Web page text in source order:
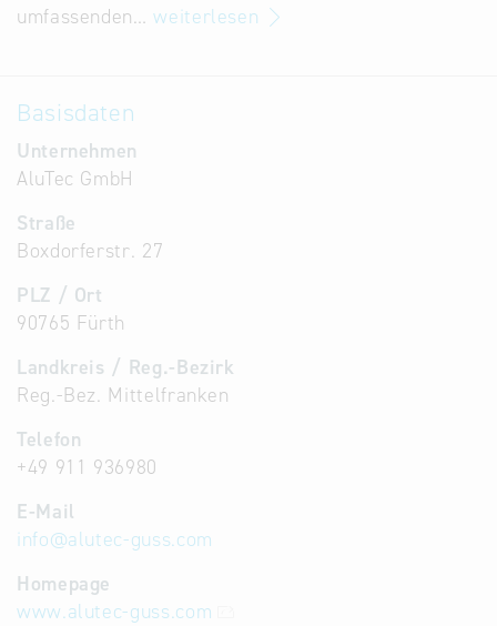
umfassenden…weiterlesen
Basisdaten
Unternehmen
AluTec GmbH
Straße
Boxdorferstr. 27
PLZ / Ort
90765 Fürth
Landkreis / Reg.-Bezirk
Reg.-Bez. Mittelfranken
Telefon
+49 911 936980
E-Mail
info@alutec-guss.com
Homepage
www.alutec-guss.com